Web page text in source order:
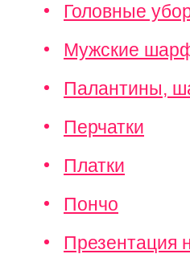
Головные
Мужские
Палантины,
Перчатки
Платки
Пончо
Презентация